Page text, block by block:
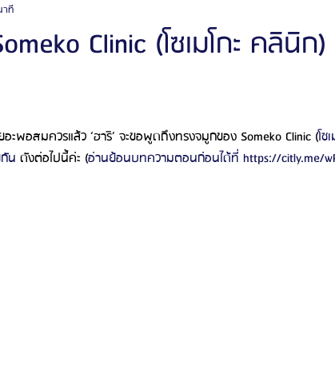
น โรงพยาบาลศัลยกรรมนานะ โรงพยาบาลศัลยกรรมรูบี
Clinic (โซเมโกะ คลินิ
าที
มควรแล้ว ‘ฮาริ’ จะขอพูดถึงทรงจมูกของ Someko Clinic (โซ
น ดังต่อไปนี้ค่ะ (อ่านย้อนบทความตอนก่อนได้ที่ https://citly.me/